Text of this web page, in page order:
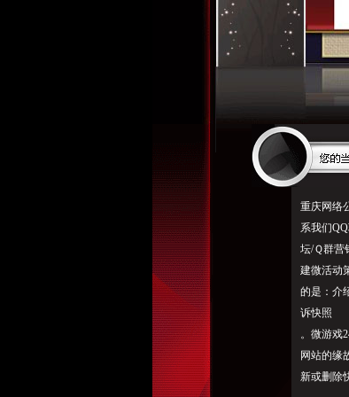
重庆网络
系我们
坛/Ｑ群营
建微活动
的是：介
诉快照
。微游戏
网站的缘
新或删除